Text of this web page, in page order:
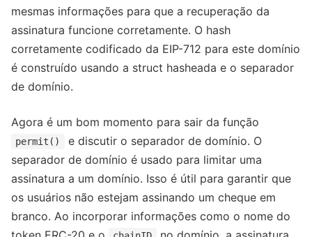
mesmas informações para que a recuperação da
assinatura funcione corretamente. O hash
corretamente codificado da EIP-712 para este domínio
é construído usando a struct hasheada e o separador
de domínio.
Agora é um bom momento para sair da função
permit()
e discutir o separador de domínio. O
separador de domínio é usado para limitar uma
assinatura a um domínio. Isso é útil para garantir que
os usuários não estejam assinando um cheque em
branco. Ao incorporar informações como o nome do